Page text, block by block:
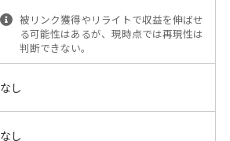
被リンク獲得やリライトで収益を伸ばせ
る可能性はあるが、現時点では再現性は
判断できない。
なし
なし